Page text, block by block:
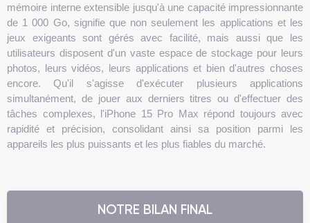
mémoire interne extensible jusqu'à une capacité impressionnante
de 1 000 Go, signifie que non seulement les applications et les
jeux exigeants sont gérés avec facilité, mais aussi que les
utilisateurs disposent d'un vaste espace de stockage pour leurs
photos, leurs vidéos, leurs applications et bien d'autres choses
encore. Qu'il s'agisse d'exécuter plusieurs applications
simultanément, de jouer aux derniers titres ou d'effectuer des
tâches complexes, l'iPhone 15 Pro Max répond toujours avec
rapidité et précision, consolidant ainsi sa position parmi les
appareils les plus puissants et les plus fiables du marché.
NOTRE BILAN FINAL